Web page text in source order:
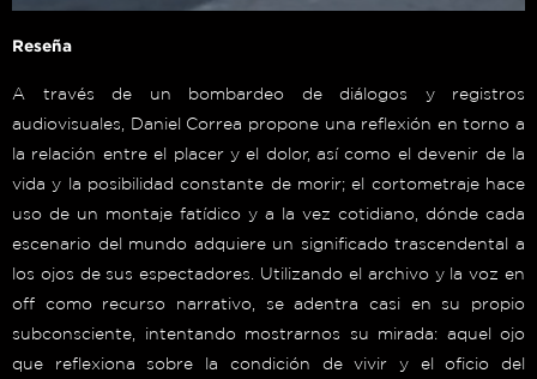
Reseña
A través de un bombardeo de diálogos y registros
audiovisuales, Daniel Correa propone una reflexión en torno a
la relación entre el placer y el dolor, así como el devenir de la
vida y la posibilidad constante de morir; el cortometraje hace
uso de un montaje fatídico y a la vez cotidiano, dónde cada
escenario del mundo adquiere un significado trascendental a
los ojos de sus espectadores. Utilizando el archivo y la voz en
off como recurso narrativo, se adentra casi en su propio
subconsciente, intentando mostrarnos su mirada: aquel ojo
que reflexiona sobre la condición de vivir y el oficio del